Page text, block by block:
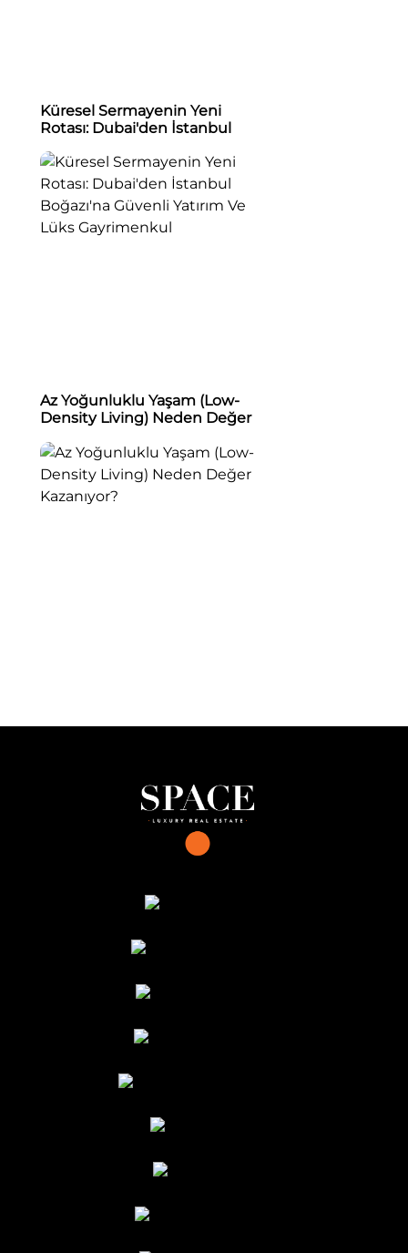
Küresel Sermayenin Yeni
Rotası: Dubai'den İstanbul
Lüks Gayrimenkul
Az Yoğunluklu Yaşam (Low-
Density Living) Neden Değer